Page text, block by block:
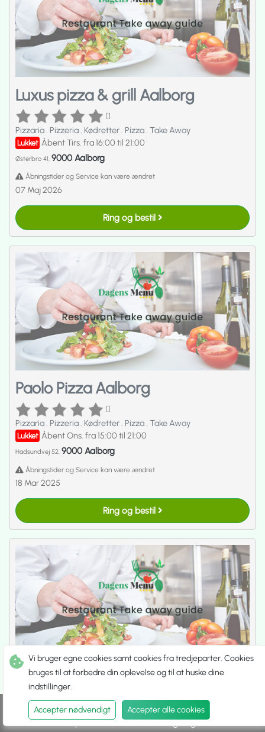
Luxus pizza & grill Aalborg
[]
Pizzaria. Pizzeria. Kødretter. Pizza. Take Away
Lukket Åbent Tirs. fra 16:00 til 21:00
Østerbro 41, 9000 Aalborg
Åbningstider og Service kan være ændret
07 Maj 2026
Ring og bestil
Paolo Pizza Aalborg
[]
Pizzaria. Pizzeria. Kødretter. Pizza. Take Away
Lukket Åbent Ons. fra 15:00 til 21:00
Hadsundvej 52, 9000 Aalborg
Åbningstider og Service kan være ændret
18 Mar 2025
Ring og bestil
Sorrento Pizza Aalborg
[]
Pizzaria.Pizzeria.Grillmad Pizza .Take Away
Lukket Åbent Tirs. fra 16:00 til 21:00
Spis udeHent selvUdbringning
Vi bruger egne cookies samt cookies fra tredjeparter. Cookies
bruges til at forbedre din oplevelse og til at huske dine
indstillinger.
Accepter nødvendigt Accepter alle cookies